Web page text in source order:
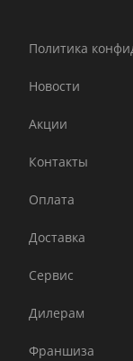
Политика
Новости
Акции
Контакты
Оплата
Доставка
Сервис
Дилерам
Франшиза